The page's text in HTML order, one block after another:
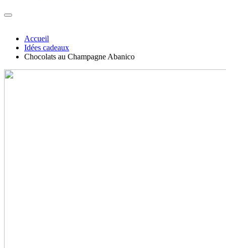
Accueil
Idées cadeaux
Chocolats au Champagne Abanico